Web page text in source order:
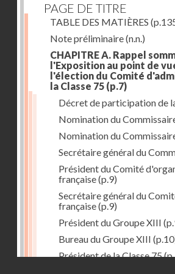
PAGE DE TITRE
TABLE DES MATIÈRES
Note préliminaire(n.n.)
CHAPITRE A. Rappel
l'Exposition au point de
l'élection du Comité
la Classe 75 (p.7)
Décret de participation de
Nomination du
Nomination du
Secrétaire général du
Président du Comité
française(p.9)
Secrétaire général du
française(p.9)
Président du Groupe XIII
Bureau du Groupe XIII
Président de la Classe 75